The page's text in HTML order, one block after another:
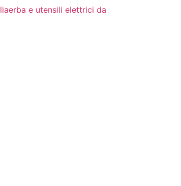
e utensili elettrici da